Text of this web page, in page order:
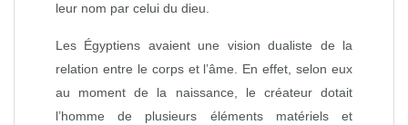
leur nom par celui du dieu.
Les Égyptiens avaient une vision dualiste de la
relation entre le corps et l’âme. En effet, selon eux
au moment de la naissance, le créateur dotait
l’homme de plusieurs éléments matériels et